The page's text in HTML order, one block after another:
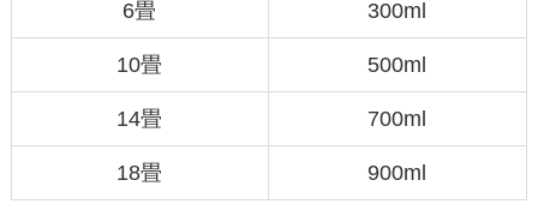
6畳 300ml
10畳 500ml
14畳 700ml
18畳 900ml